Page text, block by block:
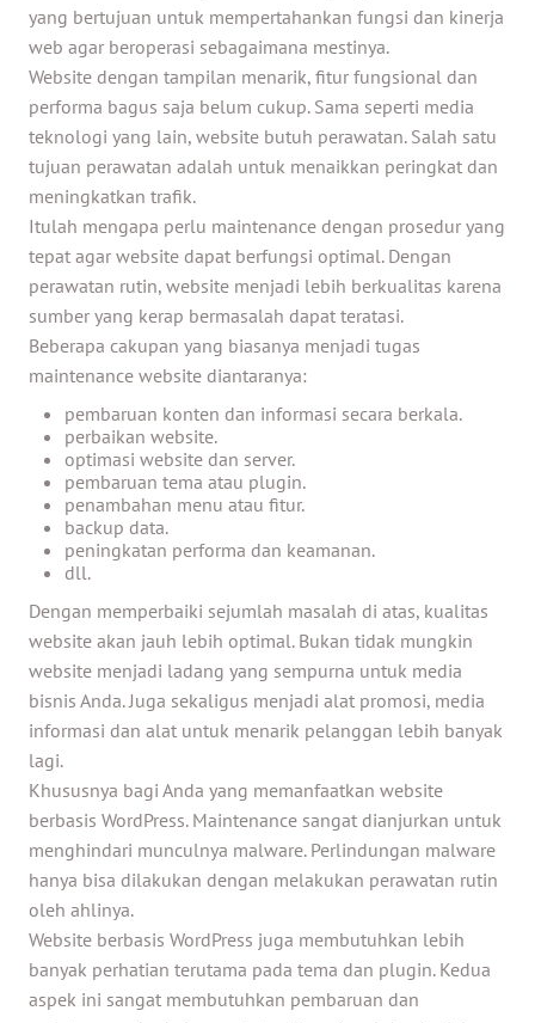
yang bertujuan untuk mempertahankan fungsi dan kinerja
web agar beroperasi sebagaimana mestinya.
Website dengan tampilan menarik, fitur fungsional dan
performa bagus saja belum cukup. Sama seperti media
teknologi yang lain, website butuh perawatan. Salah satu
tujuan perawatan adalah untuk menaikkan peringkat dan
meningkatkan trafik.
Itulah mengapa perlu maintenance dengan prosedur yang
tepat agar website dapat berfungsi optimal. Dengan
perawatan rutin, website menjadi lebih berkualitas karena
sumber yang kerap bermasalah dapat teratasi.
Beberapa cakupan yang biasanya menjadi tugas
maintenance website diantaranya:
pembaruan konten dan informasi secara berkala.
perbaikan website.
optimasi website dan server.
pembaruan tema atau plugin.
penambahan menu atau fitur.
backup data.
peningkatan performa dan keamanan.
dll.
Dengan memperbaiki sejumlah masalah di atas, kualitas
website akan jauh lebih optimal. Bukan tidak mungkin
website menjadi ladang yang sempurna untuk media
bisnis Anda. Juga sekaligus menjadi alat promosi, media
informasi dan alat untuk menarik pelanggan lebih banyak
lagi.
Khususnya bagi Anda yang memanfaatkan website
berbasis WordPress. Maintenance sangat dianjurkan untuk
menghindari munculnya malware. Perlindungan malware
hanya bisa dilakukan dengan melakukan perawatan rutin
oleh ahlinya.
Website berbasis WordPress juga membutuhkan lebih
banyak perhatian terutama pada tema dan plugin. Kedua
aspek ini sangat membutuhkan pembaruan dan